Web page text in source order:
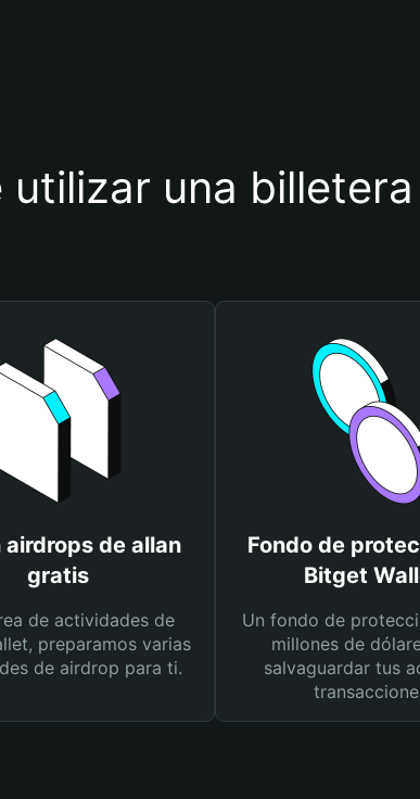
utilizar una
airdrops de allan
gratis
de actividades de
preparamos varias
de airdrop para ti.
Fondo de
Bitget
Un fondo de
millones de
salvaguardar tus